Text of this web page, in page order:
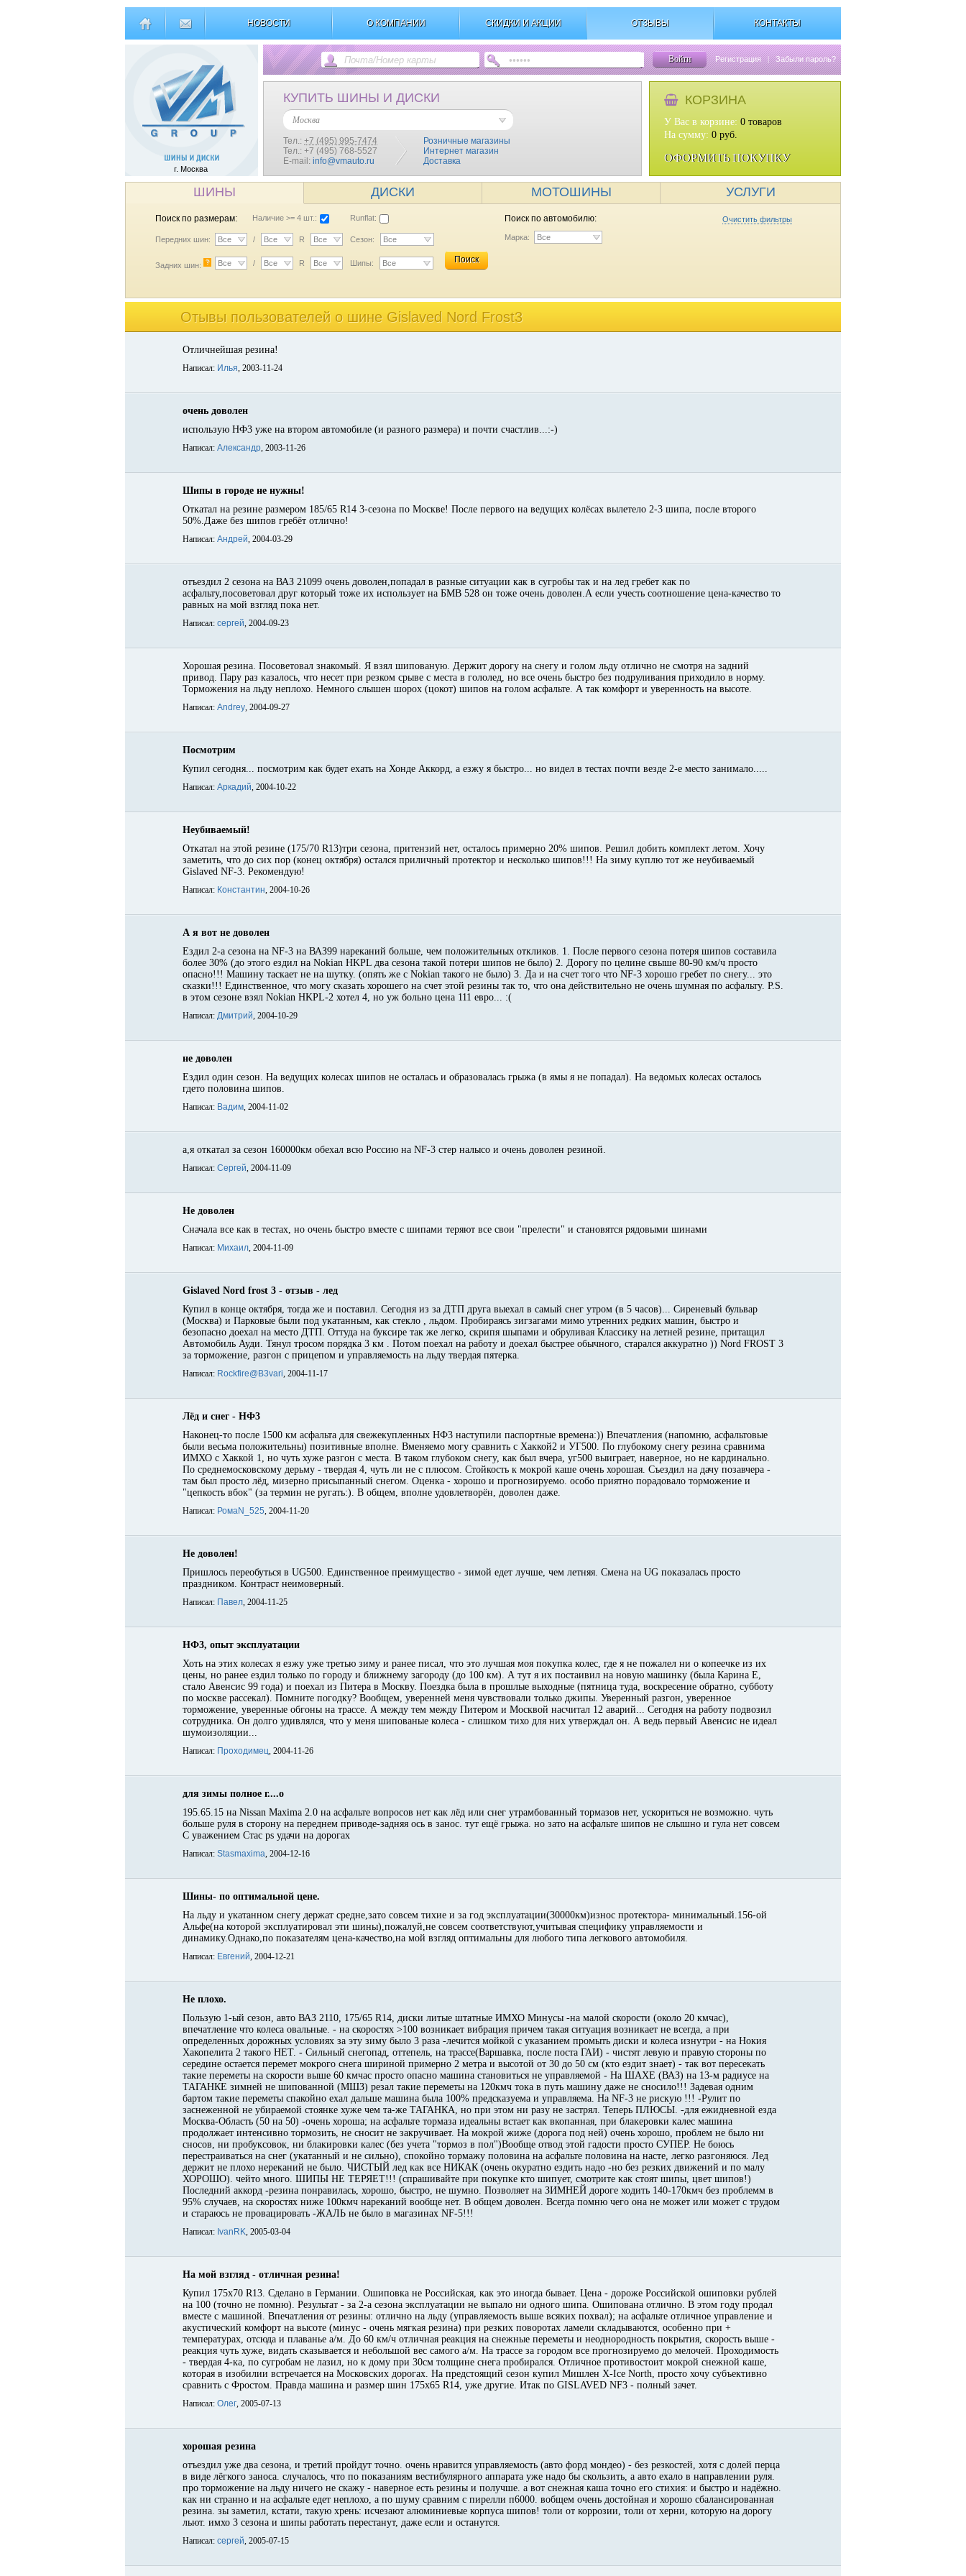
НОВОСТИ О КОМПАНИИ СКИДКИ И АКЦИИ ОТЗЫВЫ КОНТАКТЫ
г. Москва
Войти Регистрация | Забыли пароль?
КУПИТЬ ШИНЫ И ДИСКИ
Москва
Тел.: +7 (495) 995-7474
Тел.: +7 (495) 768-5527
E-mail: info@vmauto.ru
Розничные магазины
Интернет магазин
Доставка
КОРЗИНА
У Вас в корзине: 0 товаров
На сумму: 0 руб.
ОФОРМИТЬ ПОКУПКУ
ШИНЫ ДИСКИ МОТОШИНЫ УСЛУГИ
Поиск по размерам: Наличие >= 4 шт.: Runflat:
Передних шин: Все / Все R Все Сезон: Все
Задних шин: ? Все / Все R Все Шипы: Все Поиск
Поиск по автомобилю: Очистить фильтры
Марка: Все
Отывы пользователей o шине Gislaved Nord Frost3
Отличнейшая резина!
Написал: Илья, 2003-11-24
очень доволен
использую НФ3 уже на втором автомобиле (и разного размера) и почти счастлив...:-)
Написал: Александр, 2003-11-26
Шипы в городе не нужны!
Откатал на резине размером 185/65 R14 3-сезона по Москве! После первого на ведущих колёсах вылетело 2-3 шипа, после второго
50%.Даже без шипов гребёт отлично!
Написал: Андрей, 2004-03-29
отъездил 2 сезона на ВАЗ 21099 очень доволен,попадал в разные ситуации как в сугробы так и на лед гребет как по
асфальту,посоветовал друг который тоже их использует на БМВ 528 он тоже очень доволен.А если учесть соотношение цена-качество то
равных на мой взгляд пока нет.
Написал: сергей, 2004-09-23
Хорошая резина. Посоветовал знакомый. Я взял шипованую. Держит дорогу на снегу и голом льду отлично не смотря на задний
привод. Пару раз казалось, что несет при резком срыве с места в гололед, но все очень быстро без подруливания приходило в норму.
Торможения на льду неплохо. Немного слышен шорох (цокот) шипов на голом асфальте. А так комфорт и уверенность на высоте.
Написал: Andrey, 2004-09-27
Посмотрим
Купил сегодня... посмотрим как будет ехать на Хонде Аккорд, а езжу я быстро... но видел в тестах почти везде 2-е место занимало.....
Написал: Аркадий, 2004-10-22
Неубиваемый!
Откатал на этой резине (175/70 R13)три сезона, притензий нет, осталось примерно 20% шипов. Решил добить комплект летом. Хочу
заметить, что до сих пор (конец октября) остался приличный протектор и несколько шипов!!! На зиму куплю тот же неубиваемый
Gislaved NF-3. Рекомендую!
Написал: Константин, 2004-10-26
А я вот не доволен
Ездил 2-а сезона на NF-3 на ВАЗ99 нареканий больше, чем положительных откликов. 1. После первого сезона потеря шипов составила
более 30% (до этого ездил на Nokian HKPL два сезона такой потери шипов не было) 2. Дорогу по целине свыше 80-90 км/ч просто
опасно!!! Машину таскает не на шутку. (опять же с Nokian такого не было) 3. Да и на счет того что NF-3 хорошо гребет по снегу... это
сказки!!! Единственное, что могу сказать хорошего на счет этой резины так то, что она действительно не очень шумная по асфальту. P.S.
в этом сезоне взял Nokian HKPL-2 хотел 4, но уж больно цена 111 евро... :(
Написал: Дмитрий, 2004-10-29
не доволен
Ездил один сезон. На ведущих колесах шипов не осталась и образовалась грыжа (в ямы я не попадал). На ведомых колесах осталось
гдето половина шипов.
Написал: Вадим, 2004-11-02
а,я откатал за сезон 160000км обехал всю Россию на NF-3 стер налысо и очень доволен резиной.
Написал: Сергей, 2004-11-09
Не доволен
Сначала все как в тестах, но очень быстро вместе с шипами теряют все свои "прелести" и становятся рядовыми шинами
Написал: Михаил, 2004-11-09
Gislaved Nord frost 3 - отзыв - лед
Купил в конце октября, тогда же и поставил. Сегодня из за ДТП друга выехал в самый снег утром (в 5 часов)... Сиреневый бульвар
(Москва) и Парковые были под укатанным, как стекло , льдом. Пробираясь зигзагами мимо утренних редких машин, быстро и
безопасно доехал на место ДТП. Оттуда на буксире так же легко, скрипя шыпами и обруливая Классику на летней резине, притащил
Автомобиль Ауди. Тянул тросом порядка 3 км . Потом поехал на работу и доехал быстрее обычного, старался аккуратно )) Nord FROST 3
за торможение, разгон с прицепом и управляемость на льду твердая пятерка.
Написал: Rockfire@B3vari, 2004-11-17
Лёд и снег - НФ3
Наконец-то после 1500 км асфальта для свежекупленных НФ3 наступили паспортные времена:)) Впечатления (напомню, асфальтовые
были весьма положительны) позитивные вполне. Вменяемо могу сравнить с Хаккой2 и УГ500. По глубокому снегу резина сравнима
ИМХО с Хаккой 1, но чуть хуже разгон с места. В таком глубоком снегу, как был вчера, уг500 выиграет, наверное, но не кардинально.
По среднемосковскому дерьму - твердая 4, чуть ли не с плюсом. Стойкость к мокрой каше очень хорошая. Съездил на дачу позавчера -
там был просто лёд, мизерно присыпанный снегом. Оценка - хорошо и прогнозируемо. особо приятно порадовало торможение и
"цепкость вбок" (за термин не ругать:). В общем, вполне удовлетворён, доволен даже.
Написал: РомаN_525, 2004-11-20
Не доволен!
Пришлось переобуться в UG500. Единственное преимущество - зимой едет лучше, чем летняя. Смена на UG показалась просто
праздником. Контраст неимоверный.
Написал: Павел, 2004-11-25
НФ3, опыт эксплуатации
Хоть на этих колесах я езжу уже третью зиму и ранее писал, что это лучшая моя покупка колес, где я не пожалел ни о копеечке из их
цены, но ранее ездил только по городу и ближнему загороду (до 100 км). А тут я их постаивил на новую машинку (была Карина Е,
стало Авенсис 99 года) и поехал из Питера в Москву. Поездка была в прошлые выходные (пятница туда, воскресение обратно, субботу
по москве рассекал). Помните погодку? Вообщем, уверенней меня чувствовали только джипы. Уверенный разгон, уверенное
торможение, уверенные обгоны на трассе. А между тем между Питером и Москвой насчитал 12 аварий... Сегодня на работу подвозил
сотрудника. Он долго удивлялся, что у меня шипованые колеса - слишком тихо для них утверждал он. А ведь первый Авенсис не идеал
шумоизоляции...
Написал: Пpoxoдимeц, 2004-11-26
для зимы полное г....о
195.65.15 на Nissan Maxima 2.0 на асфальте вопросов нет как лёд или снег утрамбованный тормазов нет, ускориться не возможно. чуть
больше руля в сторону на переднем приводе-задняя ось в занос. тут ещё грыжа. но зато на асфальте шипов не слышно и гула нет совсем
С уважением Стас ps удачи на дорогах
Написал: Stasmaxima, 2004-12-16
Шины- по оптимальной цене.
На льду и укатанном снегу держат средне,зато совсем тихие и за год эксплуатации(30000км)износ протектора- минимальный.156-ой
Альфе(на которой эксплуатировал эти шины),пожалуй,не совсем соответствуют,учитывая специфику управляемости и
динамику.Однако,по показателям цена-качество,на мой взгляд оптимальны для любого типа легкового автомобиля.
Написал: Евгений, 2004-12-21
Не плохо.
Пользую 1-ый сезон, авто ВАЗ 2110, 175/65 R14, диски литые штатные ИМХО Минусы -на малой скорости (около 20 кмчас),
впечатление что колеса овальные. - на скоростях >100 возникает вибрация причем такая ситуация возникает не всегда, а при
определенных дорожных условиях за эту зиму было 3 раза -лечится мойкой с указанием промыть диски и колеса изнутри - на Нокия
Хакопелита 2 такого НЕТ. - Сильный снегопад, оттепель, на трассе(Варшавка, после поста ГАИ) - чистят левую и правую стороны по
середине остается перемет мокрого снега шириной примерно 2 метра и высотой от 30 до 50 см (кто ездит знает) - так вот пересекать
такие переметы на скорости выше 60 кмчас просто опасно машина становиться не управляемой - На ШАХЕ (ВАЗ) на 13-м радиусе на
ТАГАНКЕ зимней не шипованной (МШЗ) резал такие переметы на 120кмч тока в путь машину даже не сносило!!! Задевая одним
бартом такие переметы спакойно ехал дальше машина была 100% предсказуема и управляема. На NF-3 не рискую !!! -Рулит по
заснеженной не убираемой стоянке хуже чем та-же ТАГАНКА, но при этом ни разу не застрял. Теперь ПЛЮСЫ. -для ежидневной езда
Москва-Область (50 на 50) -очень хороша; на асфальте тормаза идеальны встает как вкопанная, при блакеровки калес машина
продолжает интенсивно тормозить, не сносит не закручивает. На мокрой жиже (дорога под ней) очень хорошо, проблем не было ни
сносов, ни пробуксовок, ни блакировки калес (без учета "тормоз в пол")Вообще отвод этой гадости просто СУПЕР. Не боюсь
перестраиваться на снег (укатанный и не сильно), спокойно тормажу половина на асфальте половина на насте, легко разгоняюся. Лед
держит не плохо нереканий не было. ЧИСТЫЙ лед как все НИКАК (очень окуратно ездить надо -но без резких движений и по малу
ХОРОШО). чейто много. ШИПЫ НЕ ТЕРЯЕТ!!! (спрашивайте при покупке кто шипует, смотрите как стоят шипы, цвет шипов!)
Последний аккорд -резина понравилась, хорошо, быстро, не шумно. Позволяет на ЗИМНЕЙ дороге ходить 140-170кмч без проблемм в
95% случаев, на скоростях ниже 100кмч нареканий вообще нет. В общем доволен. Всегда помню чего она не может или может с трудом
и стараюсь не провацировать -ЖАЛЬ не было в магазинах NF-5!!!
Написал: IvanRK, 2005-03-04
На мой взгляд - отличная резина!
Купил 175х70 R13. Сделано в Германии. Ошиповка не Российская, как это иногда бывает. Цена - дороже Российской ошиповки рублей
на 100 (точно не помню). Результат - за 2-а сезона эксплуатации не выпало ни одного шипа. Ошипована отлично. В этом году продал
вместе с машиной. Впечатления от резины: отлично на льду (управляемость выше всяких похвал); на асфальте отличное управление и
акустический комфорт на высоте (минус - очень мягкая резина) при резких поворотах ламели складываются, особенно при +
температурах, отсюда и плаванье а/м. До 60 км/ч отличная реакция на снежные переметы и неоднородность покрытия, скорость выше -
реакция чуть хуже, видать сказывается и небольшой вес самого а/м. На трассе за городом все прогнозируемо до мелочей. Проходимость
- твердая 4-ка, по сугробам не лазил, но к дому при 30см толщине снега пробирался. Отличное противостоит мокрой снежной каше,
которая в изобилии встречается на Московских дорогах. На предстоящий сезон купил Мишлен X-Ice North, просто хочу субъективно
сравнить с Фростом. Правда машина и размер шин 175х65 R14, уже другие. Итак по GISLAVED NF3 - полный зачет.
Написал: Олег, 2005-07-13
хорошая резина
отъездил уже два сезона, и третий пройдут точно. очень нравится управляемость (авто форд мондео) - без резкостей, хотя с долей перца
в виде лёгкого заноса. случалось, что по показаниям вестибулярного аппарата уже надо бы скользить, а авто ехало в направлении руля.
про торможение на льду ничего не скажу - наверное есть резины и получше. а вот снежная каша точно его стихия: и быстро и надёжно.
как ни странно и на асфальте едет неплохо, а по шуму сравним с пирелли п6000. вобщем очень достойная и хорошо сбалансированная
резина. зы заметил, кстати, такую хрень: исчезают алюминиевые корпуса шипов! толи от коррозии, толи от херни, которую на дорогу
льют. имхо 3 сезона и шипы работать перестанут, даже если и останутся.
Написал: сергей, 2005-07-15